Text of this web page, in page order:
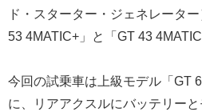
ド・スターター・ジェネレータ
53 4MATIC+」と「GT 43
今回の試乗車は上級モデル「GT
に、リアアクスルにバッテリー